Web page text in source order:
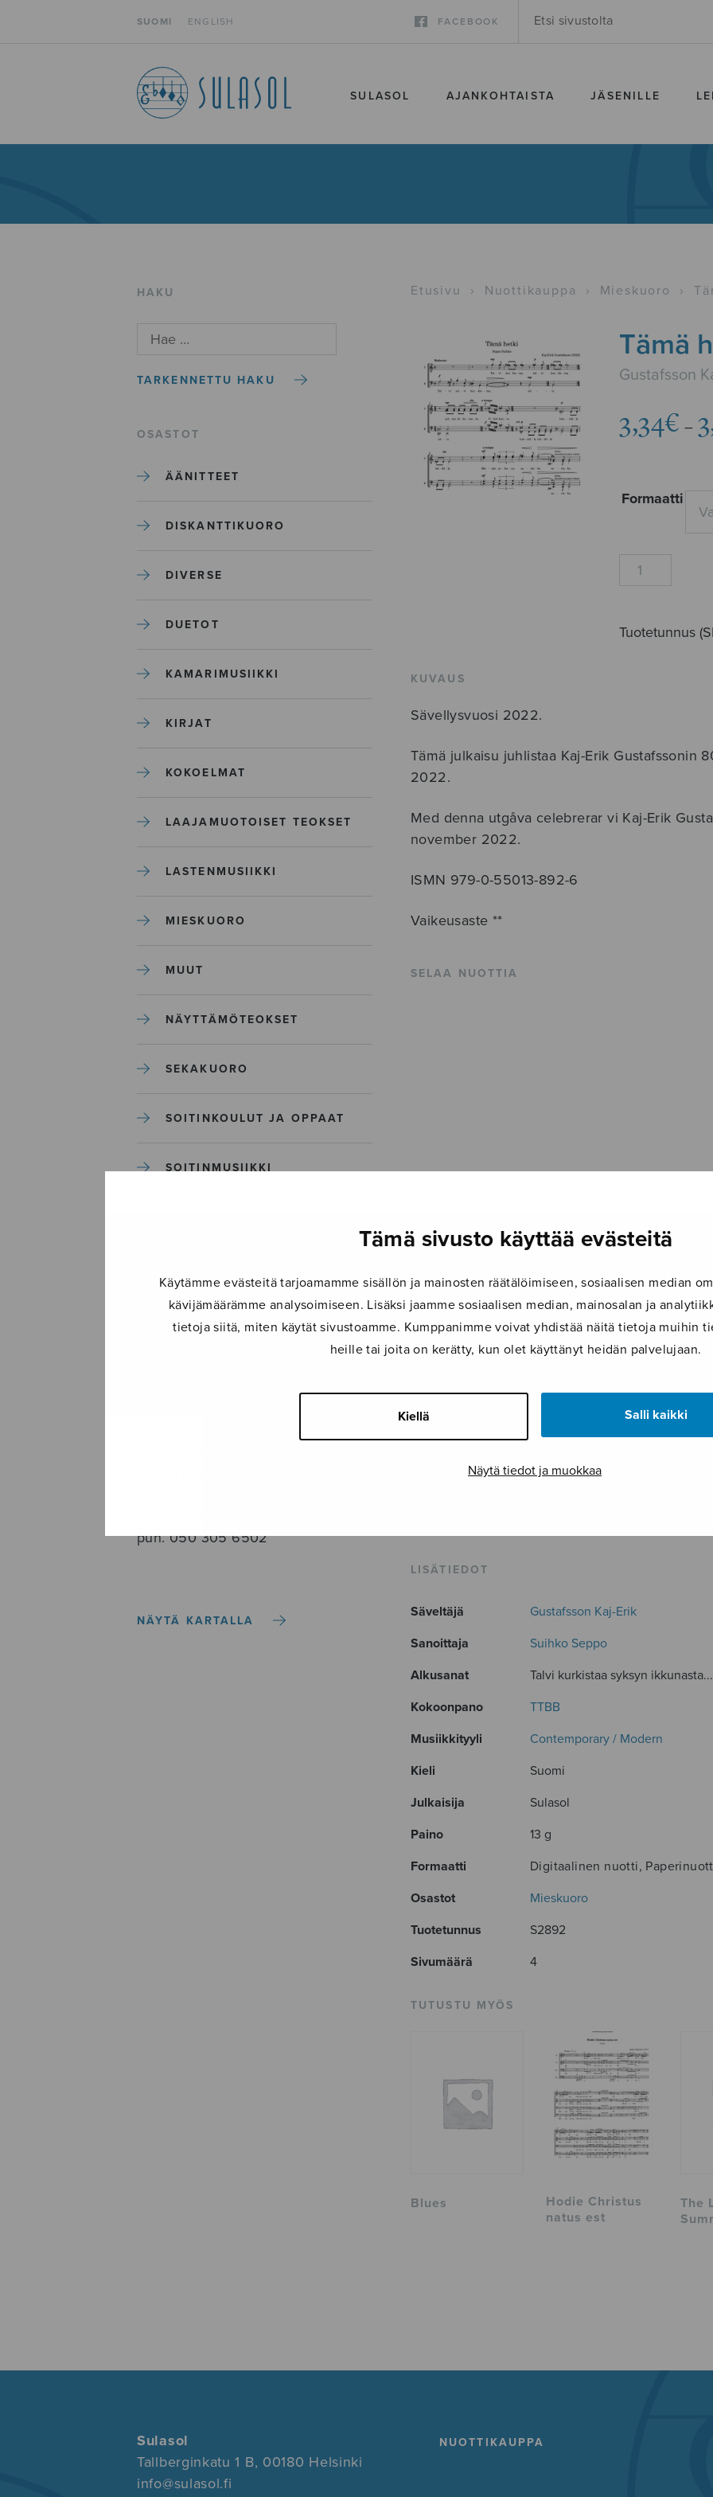
Tämä sivusto käyttää evästeitä
Käytämme evästeitä tarjoamamme sisällön ja mainosten räätälöimiseen, sosiaalisen median
kävijämäärämme analysoimiseen. Lisäksi jaamme sosiaalisen median, mainosalan ja
tietoja siitä, miten käytät sivustoamme. Kumppanimme voivat yhdistää näitä tietoja muihin
heille tai joita on kerätty, kun olet käyttänyt heidän palvelujaan.
Kiellä Salli kaikki
Näytä tiedot ja muokkaa
SUOMI ENGLISH FACEBOOK
SULASOL AJANKOHTAISTA JÄSENILLE
HAKU
TARKENNETTU HAKU
OSASTOT
ÄÄNITTEET
DISKANTTIKUORO
DIVERSE
DUETOT
KAMARIMUSIIKKI
KIRJAT
KOKOELMAT
LAAJAMUOTOISET TEOKSET
LASTENMUSIIKKI
MIESKUORO
MUUT
NÄYTTÄMÖTEOKSET
SEKAKUORO
SOITINKOULUT JA OPPAAT
SOITINMUSIIKKI
Sulasol nuottikauppa
ma–pe klo 10–16 tai sopimuksen
puh. 050 305 6502
NÄYTÄ KARTALLA
Etusivu › Nuottikauppa › Mieskuoro ›
Tämä
Gustafsson
3,34€ –
Formaatti
Tämä
Tuotetunnus
KUVAUS
Sävellysvuosi 2022.
Tämä julkaisu juhlistaa Kaj-Erik Gustafssonin
2022.
Med denna utgåva celebrerar vi Kaj-Erik
november 2022.
ISMN 979-0-55013-892-6
Vaikeusaste **
SELAA NUOTTIA
LISÄTIEDOT
Säveltäjä
Gustafsson Kaj-Erik
Sanoittaja
Suihko Seppo
Alkusanat
Talvi kurkistaa syksyn ikkunasta...
Kokoonpano
TTBB
Musiikkityyli
Contemporary / Modern
Kieli
Suomi
Julkaisija
Sulasol
Paino
13 g
Formaatti
Digitaalinen nuotti,
Osastot
Mieskuoro
Tuotetunnus
S2892
Sivumäärä
4
TUTUSTU MYÖS
Blues
Hodie Christus
natus est
The
Sulasol
Tallberginkatu 1 B, 00180 Helsinki
info@sulasol.fi
NUOTTIKAUPPA